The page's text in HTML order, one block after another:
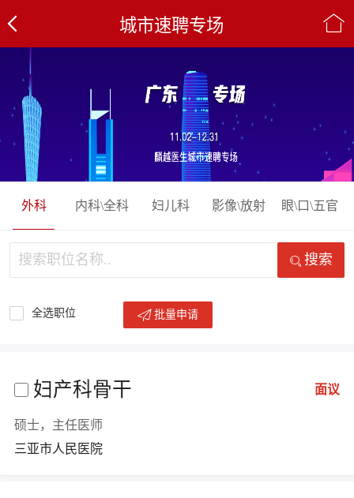
城市速聘专场
外科 内科\全科 妇儿科 影像\放射 眼\口\五官
搜索
全选职位 批量申请
妇产科骨干 面议
硕士，主任医师
三亚市人民医院